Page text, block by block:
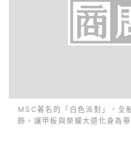
MSC著名的「白色派對」，全
飾，讓甲板與榮耀大道化身為